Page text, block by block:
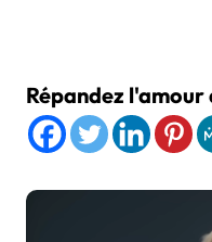
Répandez